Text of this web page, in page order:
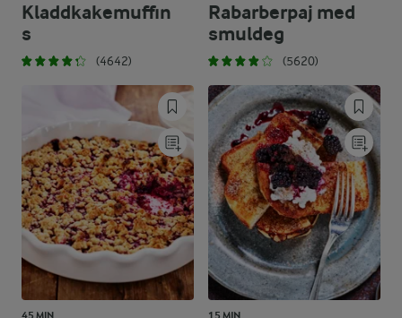
Kladdkakemuffin
s
(4642)
Rabarberpaj med
smuldeg
(5620)
45 MIN 15 MIN